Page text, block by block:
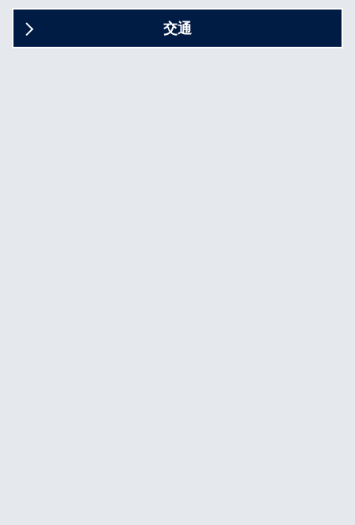
交通